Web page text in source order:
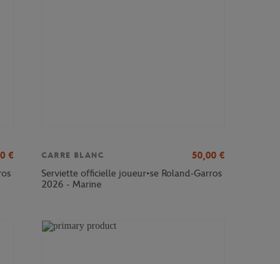
€
CARRE BLANC 50,00 €
Serviette officielle joueur•se Roland-Garros
2026 - Marine